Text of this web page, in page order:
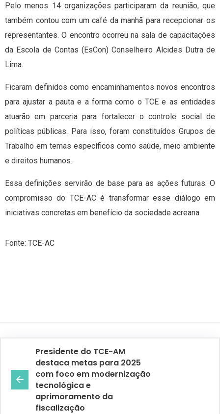
Pelo menos 14 organizações participaram da reunião, que
também contou com um café da manhã para recepcionar os
representantes. O encontro ocorreu na sala de capacitações
da Escola de Contas (EsCon) Conselheiro Alcides Dutra de
Lima.
Ficaram definidos como encaminhamentos novos encontros
para ajustar a pauta e a forma como o TCE e as entidades
atuarão em parceria para fortalecer o controle social de
políticas públicas. Para isso, foram constituídos Grupos de
Trabalho em temas específicos como saúde, meio ambiente
e direitos humanos.
Essa definições servirão de base para as ações futuras. O
compromisso do TCE-AC é transformar esse diálogo em
iniciativas concretas em benefício da sociedade acreana.
Fonte: TCE-AC
Presidente do TCE-AM
destaca metas para 2025
com foco em modernização
tecnológica e
aprimoramento da
fiscalização